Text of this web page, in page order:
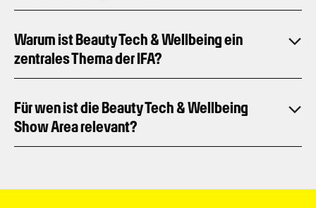
Warum ist Beauty Tech & Wellbeing ein
zentrales Thema der IFA?
Für wen ist die Beauty Tech & Wellbeing
Show Area relevant?